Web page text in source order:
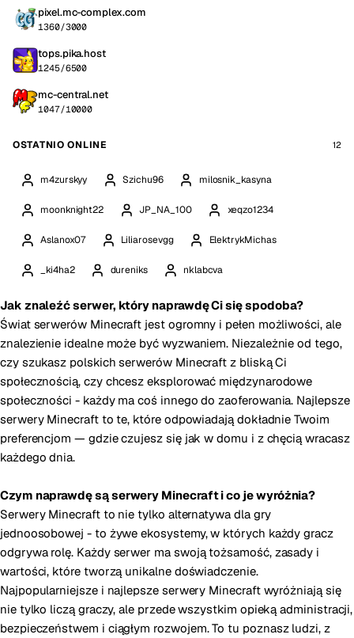
pixel.mc-complex.com
1360/3000
tops.pika.host
1245/6500
mc-central.net
1047/10000
OSTATNIO ONLINE 12
m4zurskyy Szichu96 milosnik_kasyna
moonknight22 JP_NA_100 xeqzo1234
Aslanox07 Liliarosevgg ElektrykMichas
_ki4ha2 dureniks nklabcva
Jak znaleźć serwer, który naprawdę Ci się spodoba?
Świat serwerów Minecraft jest ogromny i pełen możliwości, ale
znalezienie idealne może być wyzwaniem. Niezależnie od tego,
czy szukasz polskich serwerów Minecraft z bliską Ci
społecznością, czy chcesz eksplorować międzynarodowe
społeczności - każdy ma coś innego do zaoferowania. Najlepsze
serwery Minecraft to te, które odpowiadają dokładnie Twoim
preferencjom — gdzie czujesz się jak w domu i z chęcią wracasz
każdego dnia.
Czym naprawdę są serwery Minecraft i co je wyróżnia?
Serwery Minecraft to nie tylko alternatywa dla gry
jednoosobowej - to żywe ekosystemy, w których każdy gracz
odgrywa rolę. Każdy serwer ma swoją tożsamość, zasady i
wartości, które tworzą unikalne doświadczenie.
Najpopularniejsze i najlepsze serwery Minecraft wyróżniają się
nie tylko liczą graczy, ale przede wszystkim opieką administracji,
bezpieczeństwem i ciągłym rozwojem. To tu poznasz ludzi, z